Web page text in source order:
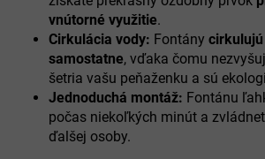
ý
i
s
u
vnútorné využitie.
Cirkulácia vody: Fontány
samostatne, vďaka čomu
šetria vašu peňaženku a sú
Jednoduchá montáž: Fontánu
počas niekoľkých minút a
ďalšej osoby.